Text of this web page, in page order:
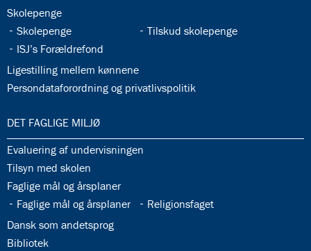
32.32:
Skolepenge
32.33:
Skolepenge 32.34:
Tilskud skolepenge
32.35:
ISJ’s Forældrefond
32.36:
Ligestilling mellem kønnene
32.37:
Persondataforordning og privatlivspolitik
33.0:
DET FAGLIGE MILJØ
33.1:
Evaluering af undervisningen
33.2:
Tilsyn med skolen
33.3:
Faglige mål og årsplaner
33.4:
Faglige mål og årsplaner 33.5:
Religionsfaget
33.6:
Dansk som andetsprog
33.7:
Bibliotek